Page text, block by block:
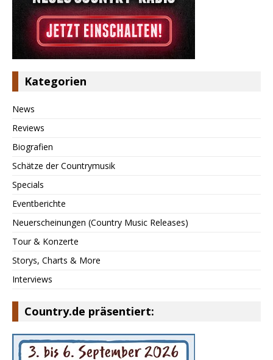
Kategorien
News
Reviews
Biografien
Schätze der Countrymusik
Specials
Eventberichte
Neuerscheinungen (Country Music Releases)
Tour & Konzerte
Storys, Charts & More
Interviews
Country.de präsentiert: